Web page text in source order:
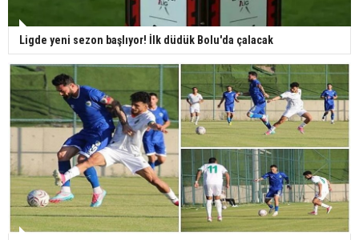
Ligde yeni sezon başlıyor! İlk düdük Bolu'da çalacak